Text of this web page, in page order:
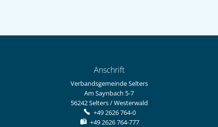
Anschrift
Verbandsgemeinde Selters
Am Saynbach 5-7
56242Selters / Westerwald
+49 2626 764-0
+49 2626 764-777